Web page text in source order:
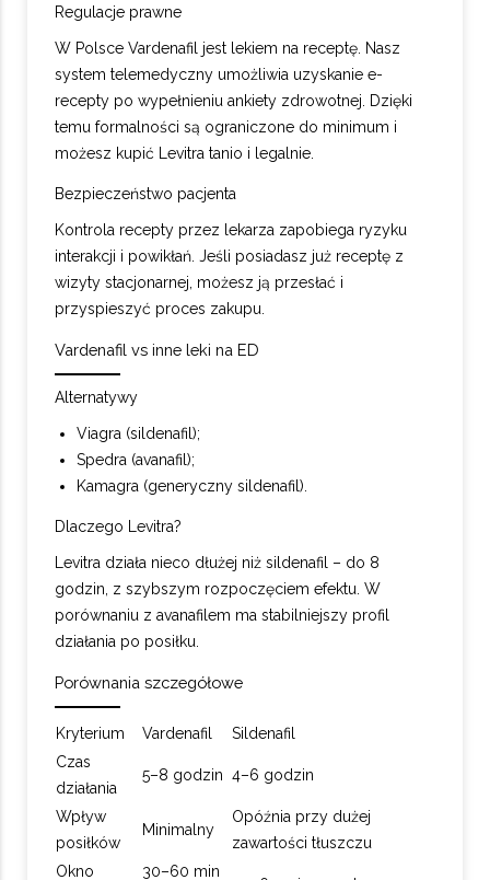
Regulacje prawne
W Polsce Vardenafil jest lekiem na receptę. Nasz
system telemedyczny umożliwia uzyskanie e-
recepty po wypełnieniu ankiety zdrowotnej. Dzięki
temu formalności są ograniczone do minimum i
możesz kupić Levitra tanio i legalnie.
Bezpieczeństwo pacjenta
Kontrola recepty przez lekarza zapobiega ryzyku
interakcji i powikłań. Jeśli posiadasz już receptę z
wizyty stacjonarnej, możesz ją przesłać i
przyspieszyć proces zakupu.
Vardenafil vs inne leki na ED
Alternatywy
Viagra (sildenafil);
Spedra (avanafil);
Kamagra (generyczny sildenafil).
Dlaczego Levitra?
Levitra działa nieco dłużej niż sildenafil – do 8
godzin, z szybszym rozpoczęciem efektu. W
porównaniu z avanafilem ma stabilniejszy profil
działania po posiłku.
Porównania szczegółowe
Kryterium Vardenafil
Sildenafil
Czas
działania
5–8 godzin 4–6 godzin
Wpływ
posiłków
Minimalny
Opóźnia przy dużej
zawartości tłuszczu
Okno
30–60 min